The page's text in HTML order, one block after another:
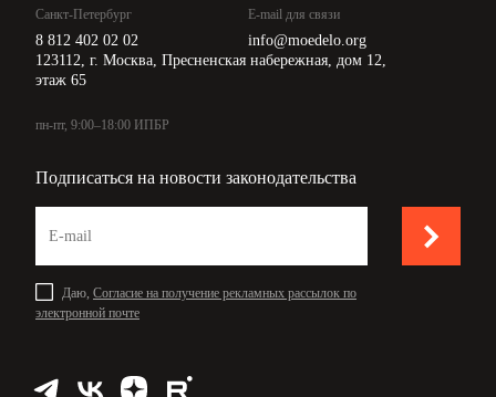
Санкт-Петербург
8 812 402 02 02
E-mail для связи
info@moedelo.org
123112, г. Москва, Пресненская набережная, дом 12,
этаж 65
пн-пт, 9:00–18:00 ИПБР
Подписаться на новости законодательства
Даю, Согласие на получение рекламных рассылок по
электронной почте